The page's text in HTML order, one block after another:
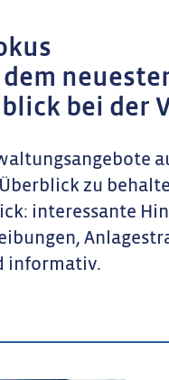
bei der
zu
interessante
informativ.